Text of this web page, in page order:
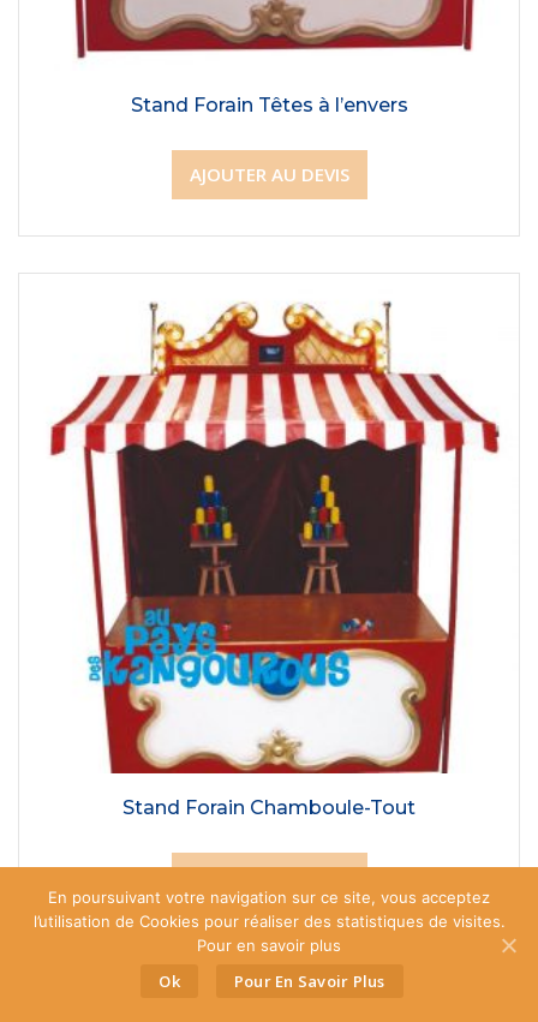
Stand Forain Têtes à l’envers
AJOUTER AU DEVIS
Stand Forain Chamboule-Tout
En poursuivant votre navigation sur ce site, vous acceptez
l’utilisation de Cookies pour réaliser des statistiques de visites.
Pour en savoir plus
Ok Pour En Savoir Plus